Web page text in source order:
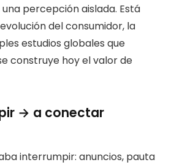
percepción aislada. Está
del consumidor, la
estudios globales que
construye hoy el valor de
→ a conectar
interrumpir: anuncios, pauta